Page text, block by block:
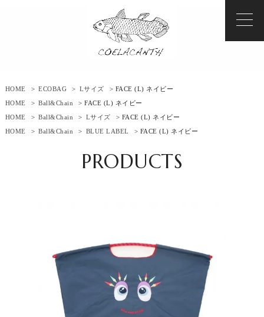
HOME > ECOBAG > Lサイズ
> FACE (L) ネイビー
HOME
> Ball&Chain
> FACE (L) ネイビー
HOME
> Ball&Chain > Lサイズ
> FACE (L) ネイビー
HOME
> Ball&Chain > BLUE LABEL > FACE (L) ネイビー
PRODUCTS